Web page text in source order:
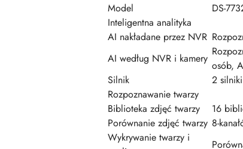
Model
DS-
Inteligentna analityka
AI nakładane przez NVR
AI według NVR i kamery
osób,
Silnik
2
Rozpoznawanie twarzy
Biblioteka zdjęć twarzy
16
Porównanie zdjęć twarzy 8-
Wykrywanie twarzy i